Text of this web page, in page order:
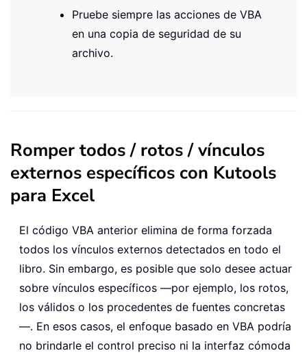
Pruebe siempre las acciones de VBA
en una copia de seguridad de su
archivo.
Romper todos / rotos / vínculos
externos específicos con Kutools
para Excel
El código VBA anterior elimina de forma forzada
todos los vínculos externos detectados en todo el
libro. Sin embargo, es posible que solo desee actuar
sobre vínculos específicos —por ejemplo, los rotos,
los válidos o los procedentes de fuentes concretas
—. En esos casos, el enfoque basado en VBA podría
no brindarle el control preciso ni la interfaz cómoda